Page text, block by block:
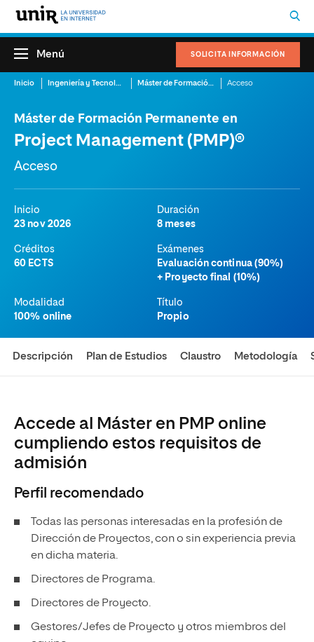
SOLICITA INFORMACIÓN
Menú
Inicio Ingeniería y Tecnología Máster de Formación Permanente en Project Management (PMP)® Acceso
Máster de Formación Permanente en
Project Management (PMP)®
Acceso
Inicio
23 nov 2026
Duración
8 meses
Créditos
60 ECTS
Exámenes
Evaluación continua (90%)
+ Proyecto final (10%)
Modalidad
100% online
Título
Propio
Descripción Plan de Estudios Claustro Metodología
Accede al Máster en PMP online
cumpliendo estos requisitos de
admisión
Perfil recomendado
Todas las personas interesadas en la profesión de
Dirección de Proyectos, con o sin experiencia previa
en dicha materia.
Directores de Programa.
Directores de Proyecto.
Gestores/Jefes de Proyecto y otros miembros del